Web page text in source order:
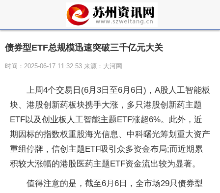
债券型ETF总规模迅速突破三千亿元大关
时间：2025-06-17 11:32:53 来源：大河网
上周4个交易日(6月3日至6月6日)，A股人工智能板
块、港股创新药板块携手大涨，多只港股创新药主题
ETF以及创业板人工智能主题ETF涨超6%。此外，近
期因标的指数权重股海光信息、中科曙光筹划重大资产
重组停牌，信创主题ETF吸引众多资金布局;而近期累
积较大涨幅的港股医药主题ETF资金流出较为显著。
值得注意的是，截至6月6日，全市场29只债券型